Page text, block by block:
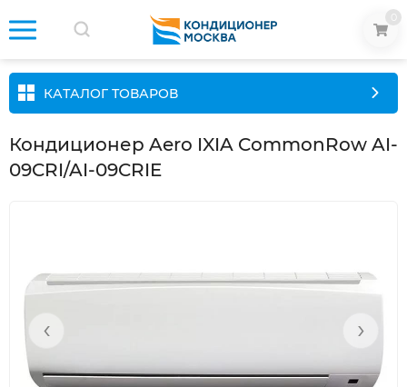
КАТАЛОГ ТОВАРОВ
Кондиционер Aero IXIA CommonRow AI-
09CRI/AI-09CRIE
‹ ›